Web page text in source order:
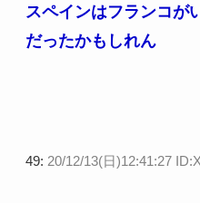
スペインはフランコが
だったかもしれん
49: 20/12/13(日)12:41:27